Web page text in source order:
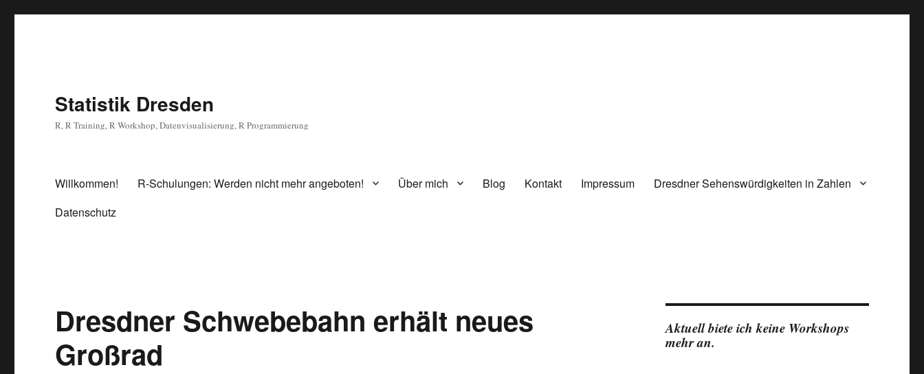
Statistik Dresden
R, R Training, R Workshop, Datenvisualisierung, R Programmierung
Willkommen! R-Schulungen: Werden nicht mehr angeboten! Über mich Blog Kontakt Impressum
Dresdner Sehenswürdigkeiten in Zahlen
Datenschutz
Dresdner Schwebebahn erhält neues
Großrad
Aktuell biete ich keine Workshops
mehr an.